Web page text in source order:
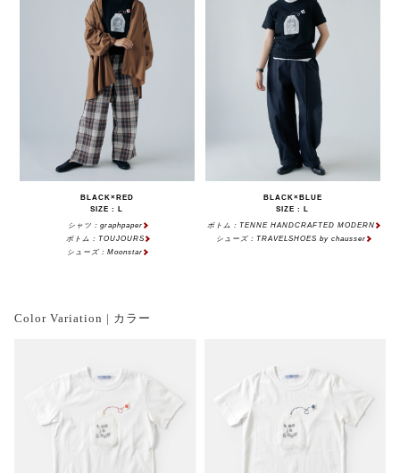
BLACK×RED
SIZE : L
シャツ：graphpaper
ボトム：TOUJOURS
シューズ：Moonstar
BLACK×BLUE
SIZE : L
ボトム：TENNE HANDCRAFTED MODERN
シューズ：TRAVELSHOES by chausser
Color Variation | カラー